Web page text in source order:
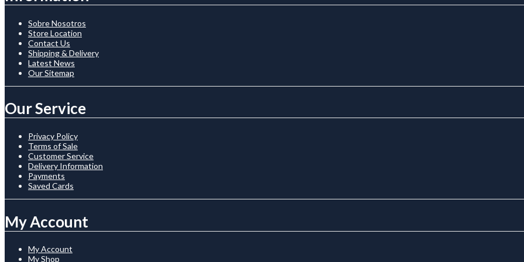
Sobre Nosotros
Store Location
Contact Us
Shipping & Delivery
Latest News
Our Sitemap
Our Service
Privacy Policy
Terms of Sale
Customer Service
Delivery Information
Payments
Saved Cards
My Account
My Account
My Shop